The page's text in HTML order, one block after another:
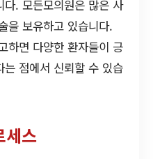
다. 모든모의원은 많은 사
을 보유하고 있습니다.
하면 다양한 환자들이 긍
는 점에서 신뢰할 수 있습
세스